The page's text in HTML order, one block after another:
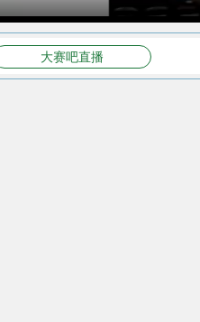
大赛吧直播